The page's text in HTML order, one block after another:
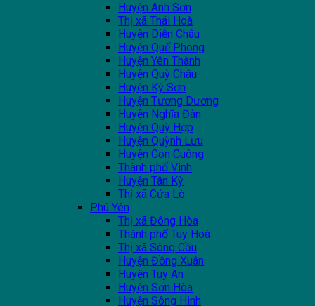
Huyện Anh Sơn
Thị xã Thái Hoà
Huyện Diễn Châu
Huyện Quế Phong
Huyện Yên Thành
Huyện Quỳ Châu
Huyện Kỳ Sơn
Huyện Tương Dương
Huyện Nghĩa Đàn
Huyện Quỳ Hợp
Huyện Quỳnh Lưu
Huyện Con Cuông
Thành phố Vinh
Huyện Tân Kỳ
Thị xã Cửa Lò
Phú Yên
Thị xã Đông Hòa
Thành phố Tuy Hoà
Thị xã Sông Cầu
Huyện Đồng Xuân
Huyện Tuy An
Huyện Sơn Hòa
Huyện Sông Hinh